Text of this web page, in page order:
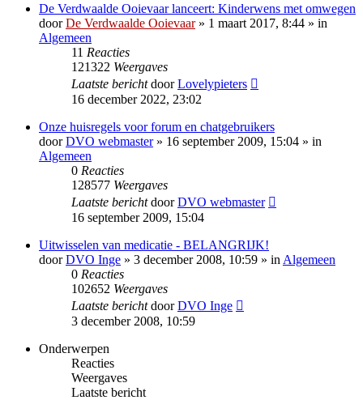
De Verdwaalde Ooievaar lanceert: Kinderwens met omwegen
doorDe Verdwaalde Ooievaar» 1 maart 2017, 8:44 » in
Algemeen
11 Reacties
121322 Weergaves
Laatste berichtdoorLovelypieters
16 december 2022, 23:02
Onze huisregels voor forum en chatgebruikers
doorDVO webmaster» 16 september 2009, 15:04 » in
Algemeen
0 Reacties
128577 Weergaves
Laatste berichtdoorDVO webmaster
16 september 2009, 15:04
Uitwisselen van medicatie - BELANGRIJK!
doorDVO Inge » 3 december 2008, 10:59 » in Algemeen
0 Reacties
102652 Weergaves
Laatste berichtdoorDVO Inge
3 december 2008, 10:59
Onderwerpen
Reacties
Weergaves
Laatste bericht